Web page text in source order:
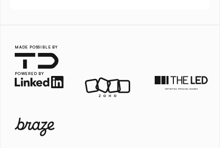
MADE POSSIBLE BY
POWERED BY